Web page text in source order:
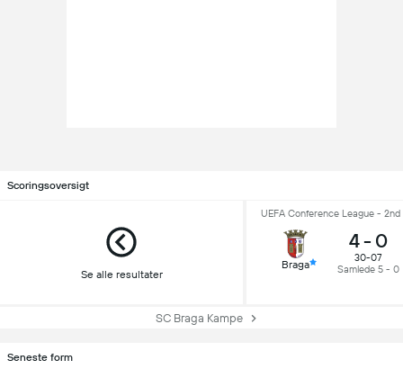
Scoringsoversigt
Se alle resultater
UEFA Conference League - 2nd
Braga
4- 0
30-07
Samlede 5 - 0
SC Braga Kampe
Seneste form